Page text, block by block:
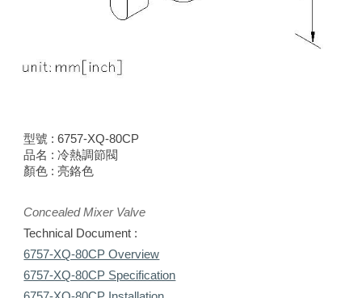
型號 : 6757-XQ-80CP
品名 : 冷熱調節閥
顏色 : 亮鉻色
Concealed Mixer Valve
Technical Document :
6757-XQ-80CP Overview
6757-XQ-80CP Specification